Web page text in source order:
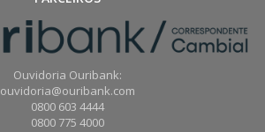
Ouvidoria Ouribank:
ouvidoria@ouribank.com
0800 603 4444
0800 775 4000